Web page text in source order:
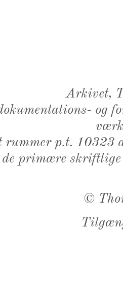
Arkivet,
og
p.t. 10323
de primære
©